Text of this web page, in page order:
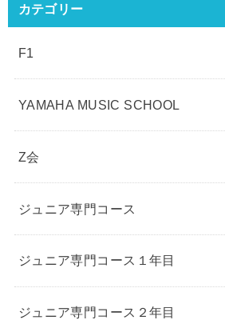
カテゴリー
F1
YAMAHA MUSIC SCHOOL
Z会
ジュニア専門コース
ジュニア専門コース１年目
ジュニア専門コース２年目